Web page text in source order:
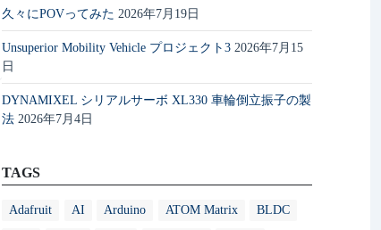
久々にPOVってみた 2026年7月19日
Unsuperior Mobility Vehicle プロジェクト3 2026年7月15
日
DYNAMIXEL シリアルサーボ XL330 車輪倒立振子の製
法 2026年7月4日
TAGS
Adafruit AI Arduino ATOM Matrix BLDC